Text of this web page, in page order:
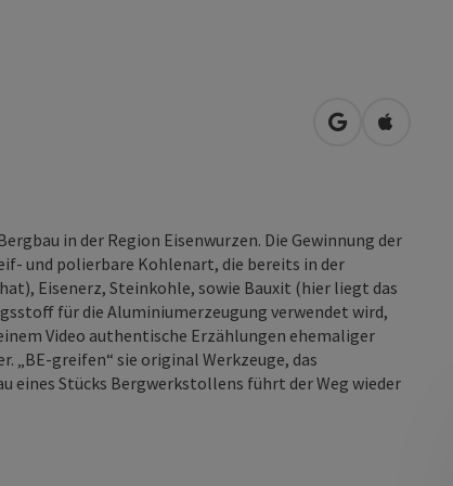
in Googlein Apple
in der Region Eisenwurzen. Die Gewinnung der
und polierbare Kohlenart, die bereits in der
Eisenerz, Steinkohle, sowie Bauxit (hier liegt das
für die Aluminiumerzeugung verwendet wird,
Video authentische Erzählungen ehemaliger
„BE-greifen“ sie original Werkzeuge, das
eines Stücks Bergwerkstollens führt der Weg wieder